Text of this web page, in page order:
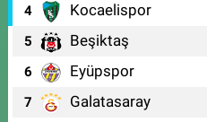
4 Kocaelispor
5 Beşiktaş
6 Eyüpspor
7 Galatasaray